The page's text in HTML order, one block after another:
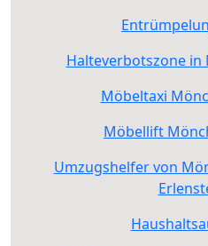
Halteverbotszone in
Möbeltaxi
Möbellift
Umzugshelfer von